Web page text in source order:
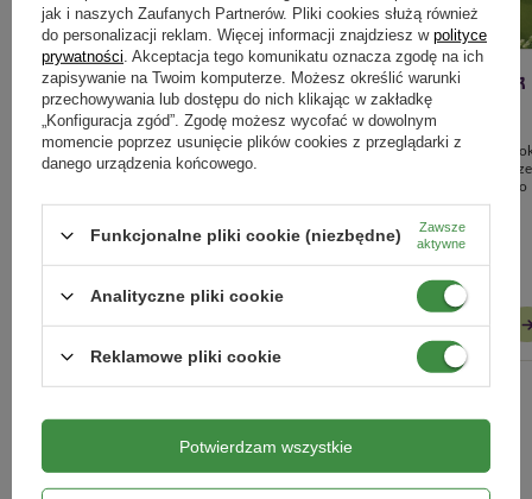
Prace w ogrodzie w listopadzie -
kompletny poradnik, jak
przygotować ogród do zimy
przygotować ogród do zimy krok po
CZYTAJ WIĘCEJ
Jesienne nawożenie roślin – jak
przygotować ogród na zimę?
Jesienne nawożenie to kluczowy
który pomoże wzmocnić rośliny
nadejściem zimy i przygotować je do
bujnego wzrostu wiosną.
CZYTAJ WIĘCEJ
ZOBACZ WSZYSTKIE
jak i naszych Zaufanych Partnerów. Pliki cookies służą również
do personalizacji reklam. Więcej informacji znajdziesz w polityce
prywatności . Akceptacja tego komunikatu oznacza zgodę na ich
zapisywanie na Twoim komputerze. Możesz określić warunki
przechowywania lub dostępu do nich klikając w zakładkę
„Konfiguracja zgód”. Zgodę możesz wycofać w dowolnym
momencie poprzez usunięcie plików cookies z przeglądarki z
danego urządzenia końcowego.
Funkcjonalne pliki cookie (niezbędne)
Zawsze
aktywne
Analityczne pliki cookie
Reklamowe pliki cookie
Potwierdzam wszystkie